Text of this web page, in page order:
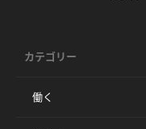
カテゴリー
働く